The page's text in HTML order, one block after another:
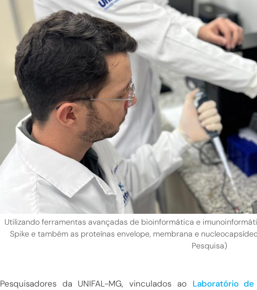
Utilizando ferramentas avançadas de bioinformática e
Spike e também as proteínas envelope, membrana e
Pesquisa)
Pesquisadores da UNIFAL-MG, vinculados ao Laboratório